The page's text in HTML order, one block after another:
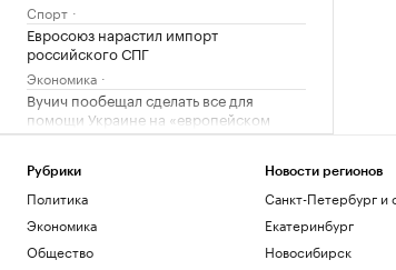
Спорт
Евросоюз нарастил импорт
российского СПГ
Экономика
Вучич пообещал сделать все для
помощи Украине на «европейском
пути»
Политика
Самолет выкатился за пределы полосы
в Норильске и получил повреждения
Общество
Как выбрать оптимальное
Рубрики
Политика
Экономика
Общество
Новости регионов
Санкт-Петербург и
Екатеринбург
Новосибирск